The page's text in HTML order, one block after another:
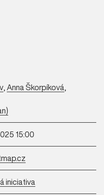
,Anna Škorpíková,
15:00
iniciativa